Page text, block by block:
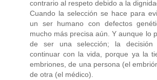
contrario al respeto debido a la
Cuando la selección se hace para
un ser humano con defectos
mucho más precisa aún. Y aunque lo
de ser una selección; la
continuar con la vida, porque ya la
embriones, de una persona (el
de otra (el médico).